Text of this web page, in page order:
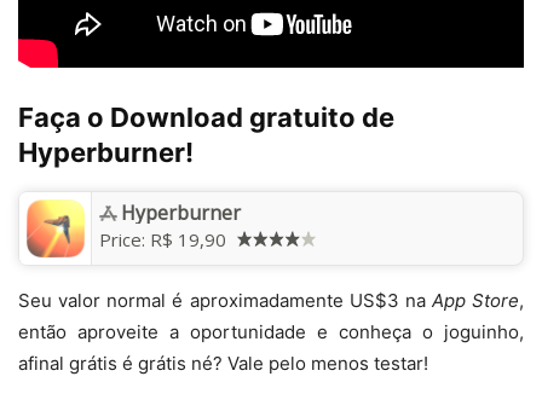
Faça o Download gratuito de
Hyperburner!
Hyperburner
Price: R$ 19,90
Seu valor normal é aproximadamente US$3 na App Store,
então aproveite a oportunidade e conheça o joguinho,
afinal grátis é grátis né? Vale pelo menos testar!